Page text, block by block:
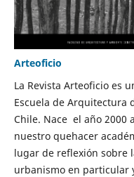
Arteoficio
La Revista Arteoficio es
Escuela de Arquitectura
Chile. Nace el año
nuestro quehacer
lugar de reflexión sobre
urbanismo en particular